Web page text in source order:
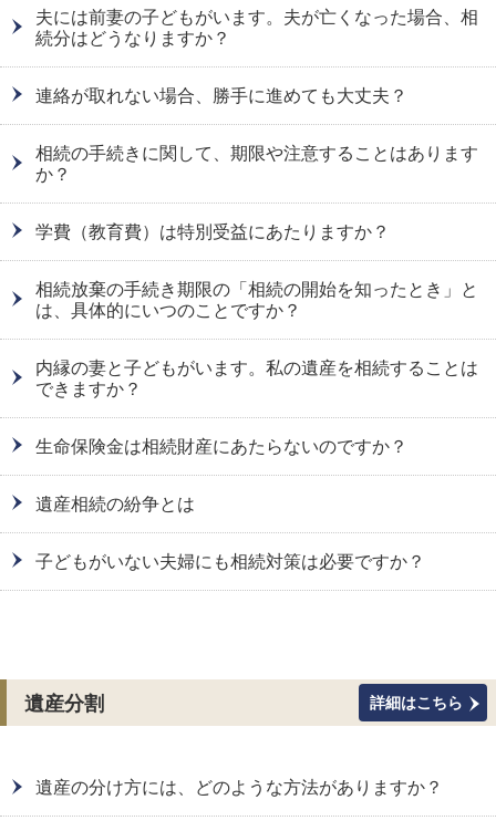
夫には前妻の子どもがいます。夫が亡くなった場合、相
続分はどうなりますか？
連絡が取れない場合、勝手に進めても大丈夫？
相続の手続きに関して、期限や注意することはあります
か？
学費（教育費）は特別受益にあたりますか？
相続放棄の手続き期限の「相続の開始を知ったとき」と
は、具体的にいつのことですか？
内縁の妻と子どもがいます。私の遺産を相続することは
できますか？
生命保険金は相続財産にあたらないのですか？
遺産相続の紛争とは
子どもがいない夫婦にも相続対策は必要ですか？
遺産分割 詳細はこちら
遺産の分け方には、どのような方法がありますか？